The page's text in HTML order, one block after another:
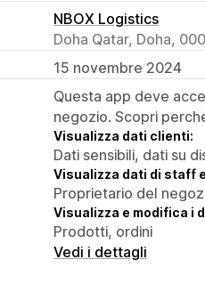
NBOX Logistics
Doha Qatar, Doha,
15 novembre 2024
Questa app deve
negozio. Scopri
Visualizza dati clienti:
Dati sensibili, dati su
Visualizza dati di staff
Proprietario del
Visualizza e modifica i
Prodotti, ordini
Vedi i dettagli